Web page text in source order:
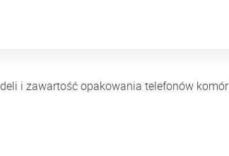
i zawartość opakowania telefonów